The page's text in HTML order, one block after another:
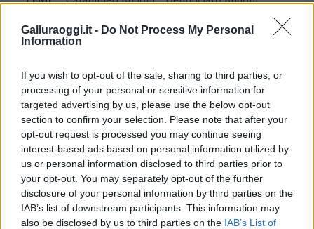
Galluraoggi.it - Do Not Process My Personal
Information
If you wish to opt-out of the sale, sharing to third parties, or
processing of your personal or sensitive information for
targeted advertising by us, please use the below opt-out
section to confirm your selection. Please note that after your
opt-out request is processed you may continue seeing
interest-based ads based on personal information utilized by
us or personal information disclosed to third parties prior to
your opt-out. You may separately opt-out of the further
disclosure of your personal information by third parties on the
IAB’s list of downstream participants. This information may
also be disclosed by us to third parties on the IAB’s List of
i tuoi video e le tue foto
Su WhatsApp al numero +39
345 356 7512
Notizie in tempo reale?
Entra nel canale telegram di
GalluraOggi.it